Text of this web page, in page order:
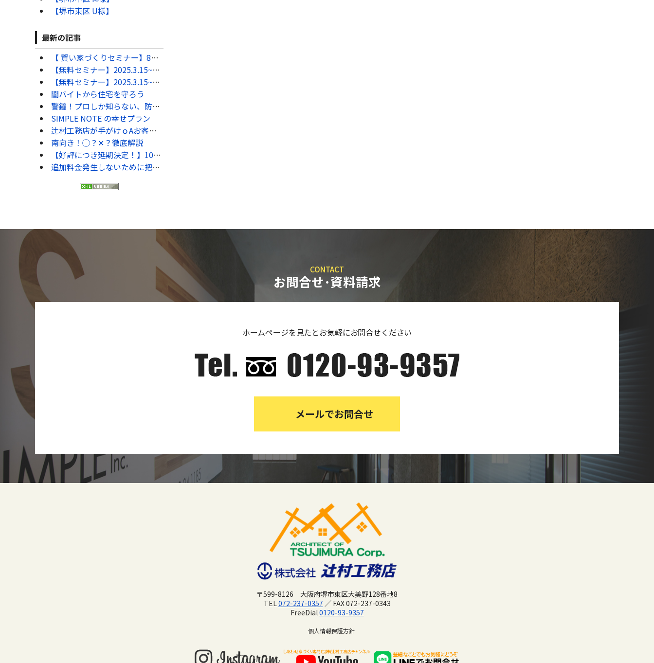
【堺市東区 U様】
最新の記事
【 賢い家づくりセミナー】8硯9月の毎週土曜日にセミナーを開催します！！
【無料セミナー】2025.3.15~16開催！50代からのｸ敗しない為の家づくり勉強会 ★満員御礼 ご来場ありがとうございました。
【無料セミナー】2025.3.15~16開催！家づくりで絶対にやってはいけない10のコト ★満員御礼 ご来場ありがとうございました。
闇バイトから住宅を守ろう
警鐘！プロしか知らない、防犯対策7選
SIMPLE NOTE の幸せプラン
辻村工務店が手がけｏAお客様の錐｡
南向き！◯？✕？徹底解説
【好評につき延期決定！】10硯11月も毎週土曜日にセミナーを開催します！！
追加料金発生しないために把握するべきこと
CONTACT
お問合せ･資料請求
ホームページを見たとお気軽にお問合せください
メールでお問合せ
〒599-8126 大阪府堺市東区大美野128番地8
TEL072-237-0357 ／ FAX 072-237-0343
FreeDial0120-93-9357
個人情報保護方針